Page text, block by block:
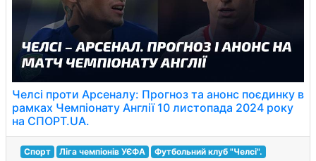
Челсі проти Арсеналу: Прогноз та анонс поєдинку в
рамках Чемпіонату Англії 10 листопада 2024 року
на СПОРТ.UA.
Спорт Ліга чемпіонів УЄФА Футбольний клуб "Челсі".